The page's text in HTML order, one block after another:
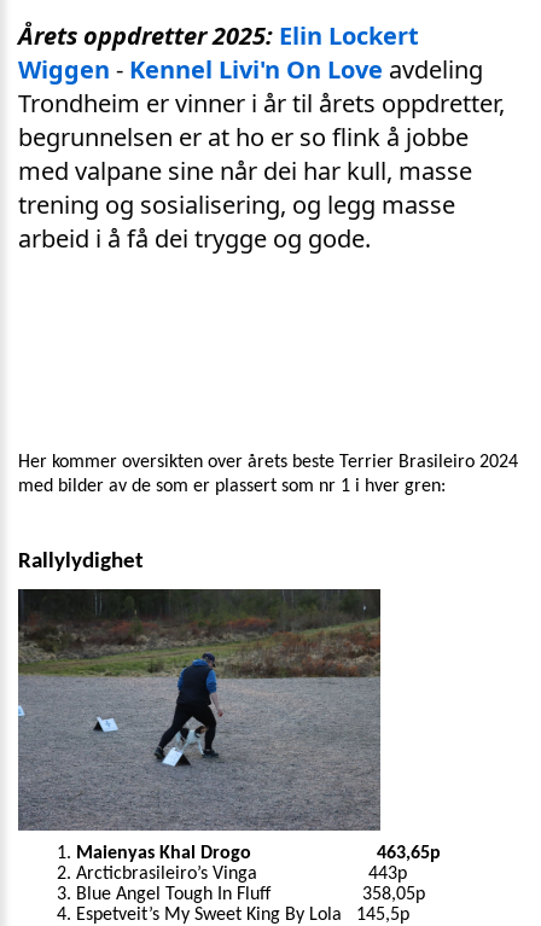
Årets oppdretter 2025: Elin Lockert
Wiggen - Kennel Livi'n On Love avdeling
Trondheim er vinner i år til årets oppdretter,
begrunnelsen er at ho er so flink å jobbe
med valpane sine når dei har kull, masse
trening og sosialisering, og legg masse
arbeid i å få dei trygge og gode.
Her kommer oversikten over årets beste Terrier Brasileiro 2024
med bilder av de som er plassert som nr 1 i hver gren:
Rallylydighet
Maienyas Khal Drogo 463,65p
Arcticbrasileiro’s Vinga 443p
Blue Angel Tough In Fluff 358,05p
Espetveit’s My Sweet King By Lola 145,5p